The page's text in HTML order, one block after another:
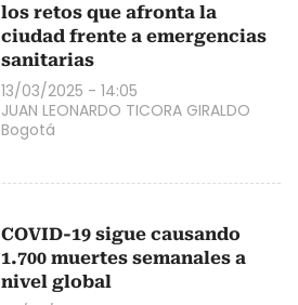
los retos que afronta la
ciudad frente a emergencias
sanitarias
13/03/2025 - 14:05
JUAN LEONARDO TICORA GIRALDO
Bogotá
COVID-19 sigue causando
1.700 muertes semanales a
nivel global